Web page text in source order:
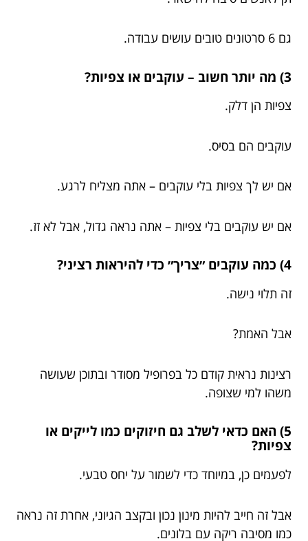
גם 6 סרטונים טובים עושים עבודה.
3) מה יותר חשוב – עוקבים או צפיות?
צפיות הן דלק.
עוקבים הם בסיס.
אם יש לך צפיות בלי עוקבים – אתה מצליח לרגע.
אם יש עוקבים בלי צפיות – אתה נראה גדול, אבל לא זז.
4) כמה עוקבים ״צריך״ כדי להיראות רציני?
זה תלוי נישה.
אבל האמת?
רצינות נראית קודם כל בפרופיל מסודר ובתוכן שעושה
משהו למי שצופה.
5) האם כדאי לשלב גם חיזוקים כמו לייקים או
צפיות?
לפעמים כן, במיוחד כדי לשמור על יחס טבעי.
אבל זה חייב להיות מינון נכון ובקצב הגיוני, אחרת זה נראה
כמו מסיבה ריקה עם בלונים.